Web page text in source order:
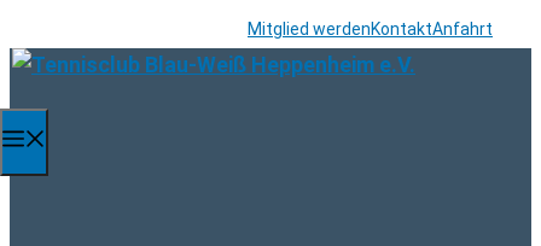
Inhalt
Mitglied werdenKontaktAnfahrt